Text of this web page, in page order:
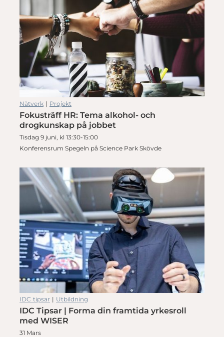
Nätverk | Projekt
Fokusträff HR: Tema alkohol- och
drogkunskap på jobbet
Tisdag 9 juni, kl 13:30-15:00
Konferensrum Spegeln på Science Park Skövde
IDC tipsar | Utbildning
IDC Tipsar | Forma din framtida yrkesroll
med WISER
31 Mars